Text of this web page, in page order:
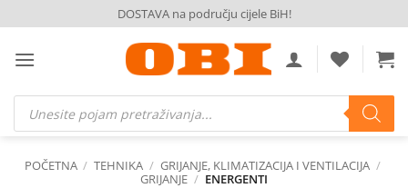
to
content
DOSTAVA na području cijele BiH!
Products
search
POČETNA / TEHNIKA / GRIJANJE, KLIMATIZACIJA I VENTILACIJA /
GRIJANJE / ENERGENTI